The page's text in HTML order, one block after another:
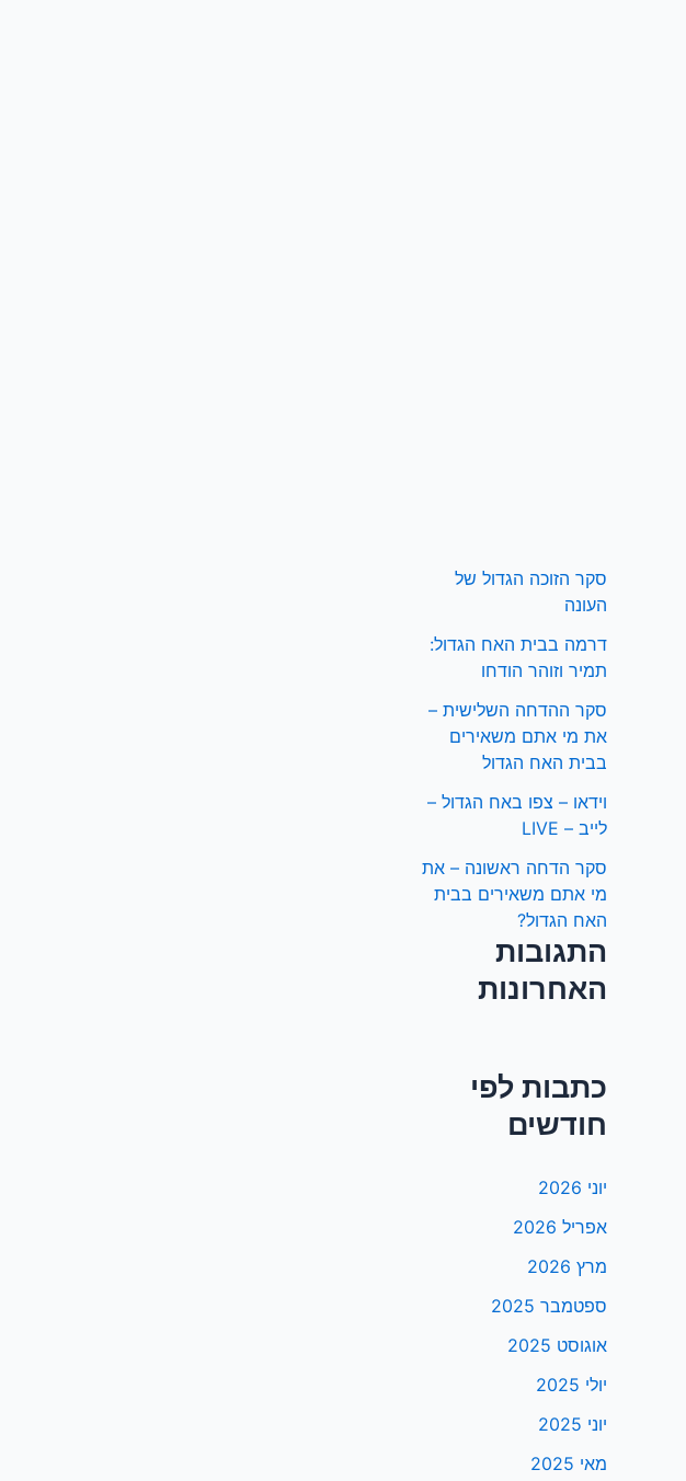
סקר הזוכה הגדול של
העונה
דרמה בבית האח הגדול:
תמיר וזוהר הודחו
סקר ההדחה השלישית –
את מי אתם משאירים
בבית האח הגדול
וידאו – צפו באח הגדול –
לייב – LIVE
סקר הדחה ראשונה – את
מי אתם משאירים בבית
האח הגדול?
התגובות
האחרונות
כתבות לפי
חודשים
יוני 2026
אפריל 2026
מרץ 2026
ספטמבר 2025
אוגוסט 2025
יולי 2025
יוני 2025
מאי 2025